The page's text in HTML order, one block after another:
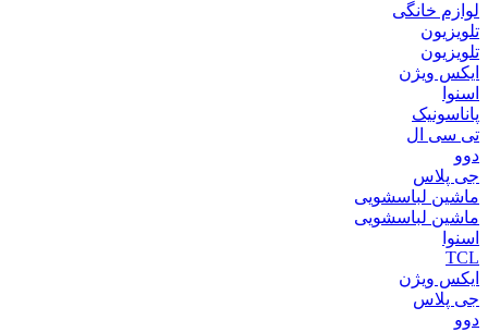
لوازم خانگی
تلویزیون
تلویزیون
ایکس ویژن
اسنوا
پاناسونیک
تی سی ال
دوو
جی پلاس
ماشین لباسشویی
ماشین لباسشویی
اسنوا
TCL
ایکس ویژن
جی پلاس
دوو